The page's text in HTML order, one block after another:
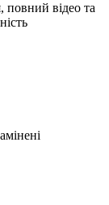
повний відео та